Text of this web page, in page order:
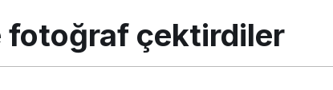
fotoğraf çektirdiler